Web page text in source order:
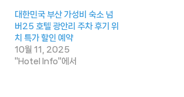
대한민국 부산 가성비 숙소 넘
버25 호텔 광안리 주차 후기 위
치 특가 할인 예약
10월 11, 2025
"Hotel Info"에서